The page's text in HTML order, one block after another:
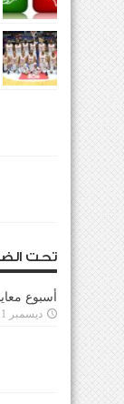
تحت
أسبوع
ديسمبر 11, 2023